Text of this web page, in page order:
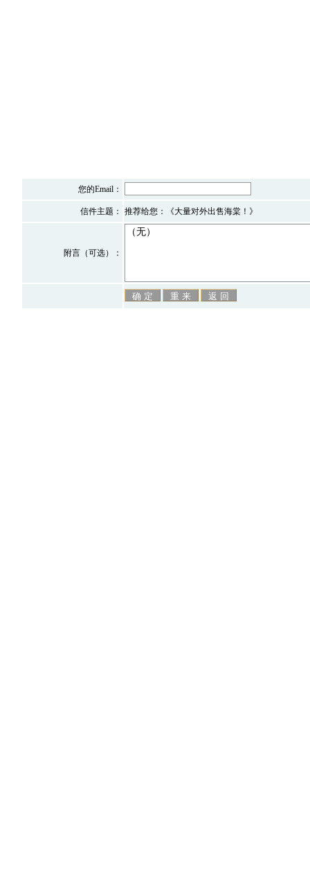
您的Email：
信件主题： 推荐给您：《大量对外出售海棠！》
附言（可选）：